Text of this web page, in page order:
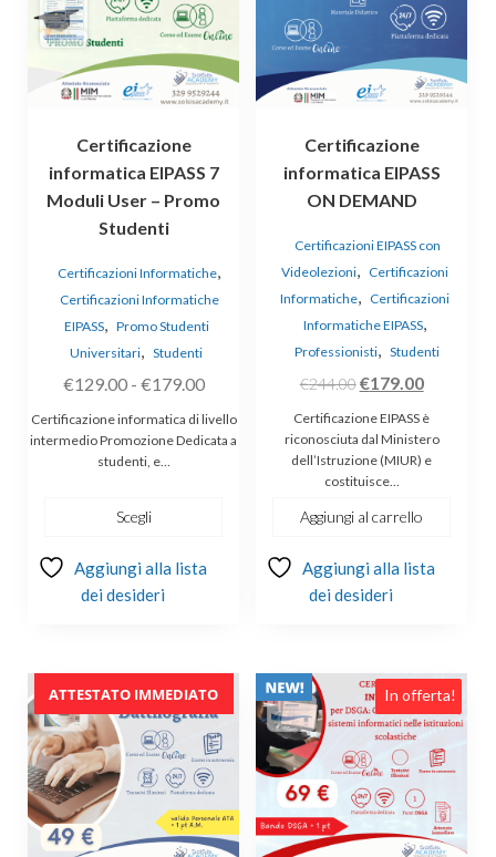
Certificazione
informatica EIPASS 7
Moduli User – Promo
Studenti
Certificazioni Informatiche
Certificazioni Informatiche
EIPASS,
Promo Studenti
Universitari
Studenti
€129.00 - €179.00Fascia
di
prezzo:
Certificazione informatica di livello
intermedio Promozione Dedicata a
studenti, e…
Scegli
varianti.
Le
opzioni
possono
nella
pagina
Aggiungi alla lista
dei desideri
Certificazione
informatica EIPASS
ON DEMAND
Certificazioni EIPASS con
Videolezioni,
Certificazioni
Informatiche,
Certificazioni
Informatiche EIPASS,
Professionisti Studenti
€244.00Il
originale
era:
€244.00.
€179.00Il
attuale
è:
Certificazione EIPASS è
riconosciuta dal Ministero
dell’Istruzione (MIUR) e
costituisce…
Aggiungi al carrello
Aggiungi alla lista
dei desideri
In offerta!
ATTESTATO IMMEDIATO In offerta!